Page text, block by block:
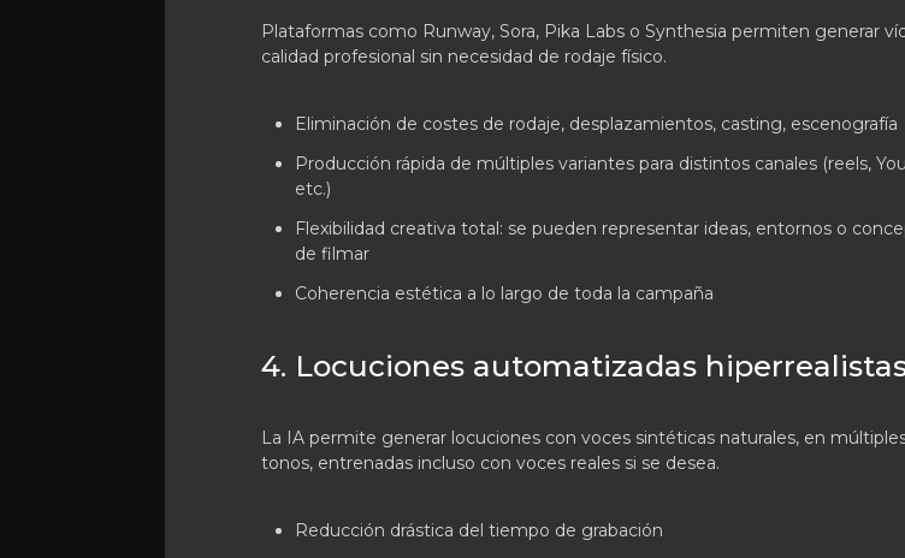
Plataformas como Runway, Sora, Pika Labs o Synthesia permiten generar
calidad profesional sin necesidad de rodaje físico.
Eliminación de costes de rodaje, desplazamientos, casting, escenografía
Producción rápida de múltiples variantes para distintos canales (reels,
etc.)
Flexibilidad creativa total: se pueden representar ideas, entornos o
de filmar
Coherencia estética a lo largo de toda la campaña
4. Locuciones automatizadas
La IA permite generar locuciones con voces sintéticas naturales, en
tonos, entrenadas incluso con voces reales si se desea.
Reducción drástica del tiempo de grabación